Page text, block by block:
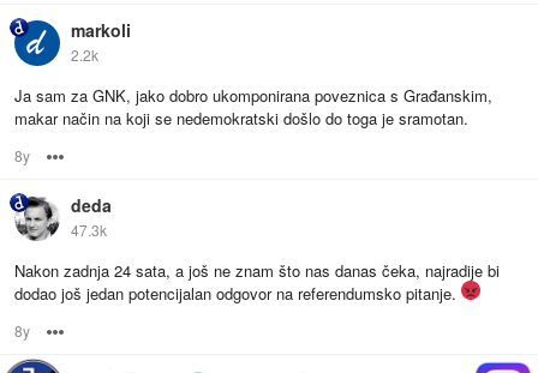
markoli
2.2k
Ja sam za GNK, jako dobro ukomponirana poveznica s Građanskim,
makar način na koji se nedemokratski došlo do toga je sramotan.
8y
deda
47.3k
Nakon zadnja 24 sata, a još ne znam što nas danas čeka, najradije bi
dodao još jedan potencijalan odgovor na referendumsko pitanje.
8y